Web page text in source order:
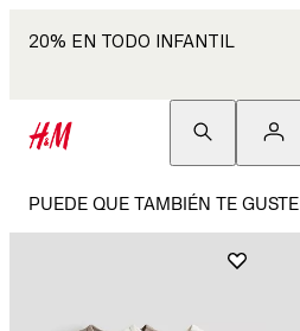
20% EN TODO INFANTIL
PUEDE QUE TAMBIÉN TE GUSTE